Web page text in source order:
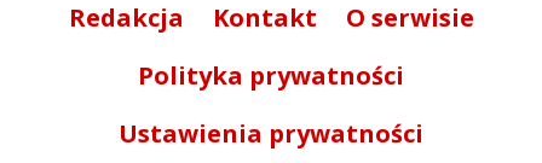
Redakcja Kontakt
O serwisie
Polityka prywatności
Ustawienia prywatności